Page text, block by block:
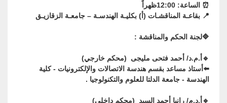
⏰ الساعة: 12:00ظهراً
📍 بقاعـة المناقشـات (أ) بكليـة الهندسـة – جامعـة الزقازيـق
🔷لجنة الحكم والمناقشة :
🔹أ.م.د/ أحمد فتحى مليجى (محكم خارجي)
⬅️︎︎أستاذ مساعد بقسم هندسة الاتصالات والإلكترونيات - كلية
الهندسة - جامعة الدلتا للعلوم والتكنولوجيا .
🔹أ.د.م/ رانيا أحمد السيد (محكم داخلي)